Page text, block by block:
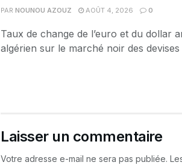
PAR NOUNOU AZOUZ AOÛT 4, 2026 0
Taux de change de l’euro et du dollar
algérien sur le marché noir des devises
Laisser un commentaire
Votre adresse e-mail ne sera pas publiée.